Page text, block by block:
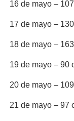
16 de mayo –
17 de mayo –
18 de mayo –
19 de mayo – 90
20 de mayo –
21 de mayo – 97